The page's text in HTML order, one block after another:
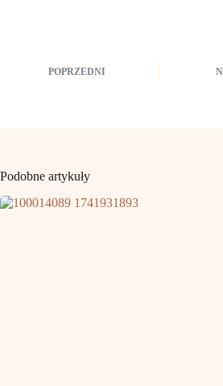
POPRZEDNI
Podobne artykuły